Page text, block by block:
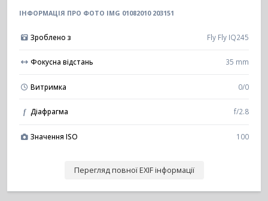
ІНФОРМАЦІЯ ПРО ФОТО IMG 01082010 203151
Зроблено з Fly Fly IQ245
Фокусна відстань 35 mm
Витримка 0/0
f Діафрагма f/2.8
Значення ISO 100
Перегляд повної EXIF інформації